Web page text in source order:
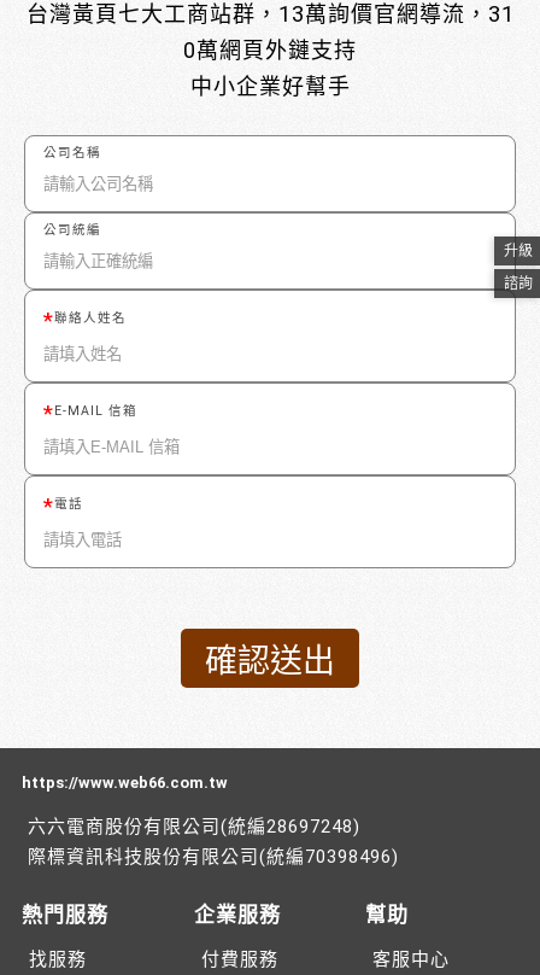
台灣黃頁七大工商站群，13萬詢價官網導流，31
0萬網頁外鏈支持
中小企業好幫手
公司名稱
公司統編
聯絡人姓名
E-MAIL 信箱
電話
https://www.web66.com.tw
六六電商股份有限公司(統編28697248)
際標資訊科技股份有限公司(統編70398496)
熱門服務
找服務
企業服務
付費服務
幫助
客服中心
升級
諮詢